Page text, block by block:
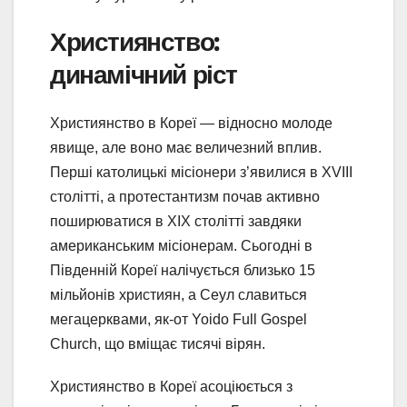
Християнство:
динамічний ріст
Християнство в Кореї — відносно молоде
явище, але воно має величезний вплив.
Перші католицькі місіонери з’явилися в XVIII
столітті, а протестантизм почав активно
поширюватися в XIX столітті завдяки
американським місіонерам. Сьогодні в
Південній Кореї налічується близько 15
мільйонів християн, а Сеул славиться
мегацерквами, як-от Yoido Full Gospel
Church, що вміщає тисячі вірян.
Християнство в Кореї асоціюється з